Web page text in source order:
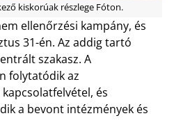
kiskorúak részlege Fóton.
ellenőrzési kampány, és
31-én. Az addig tartó
szakasz. A
folytatódik az
és
a bevont intézmények és